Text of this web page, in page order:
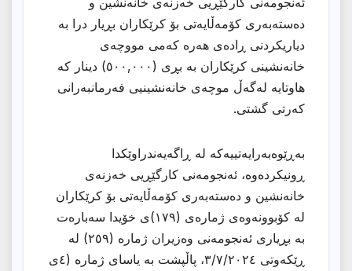
دەستەبەرى کۆمەڵایەتى بۆ کرێکاران بڕیار درا بە
دیاریکردنى ڕادەى هەرە کەمى مووچەى
خانەنشینى کرێکاران بە بڕی (٥٠٠,٠٠٠) دینار کە
هاوتایە لەگەڵ موچەى خانەنشینیی فەرمانبەرانى
کەرتى گشتى.
بەڕێوەبەرایەتییەکە لە ڕاگەیەندراوێکدا
ڕونیکردەوە، ئەنجومەنى کارگێڕیی خەزنەى
خانەنشین و دەستەبەرى کۆمەڵایەتى بۆ کرێکاران
لە کۆبوونەوەى ژمارەى (١٧٩)ی خۆیدا سەبارەت
بە بڕیارى ئەنجومەنى وەزیران ژمارە (٢٥٩) لە
ڕێکەوتى ٣/٧/٢٠٢٤، پاڵپشت بە یاسای ژمارە (٤ی